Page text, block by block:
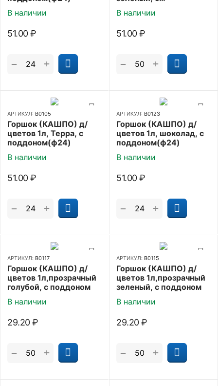
В наличии
51.00 ₽
+
−
поддоном(ф24)
В наличии
51.00 ₽
+
−
АРТИКУЛ: В0105
Горшок (КАШПО) д/
цветов 1л, Терра, с
поддоном(ф24)
В наличии
51.00 ₽
+
−
АРТИКУЛ: В0123
Горшок (КАШПО) д/
цветов 1л, шоколад, с
поддоном(ф24)
В наличии
51.00 ₽
+
−
АРТИКУЛ: В0117
Горшок (КАШПО) д/
цветов 1л,прозрачный
голубой, с поддоном
В наличии
29.20 ₽
+
−
АРТИКУЛ: В0115
Горшок (КАШПО) д/
цветов 1л,прозрачный
зеленый, с поддоном
В наличии
29.20 ₽
+
−